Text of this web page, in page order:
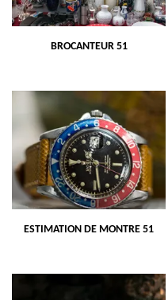
BROCANTEUR 51
ESTIMATION DE MONTRE 51